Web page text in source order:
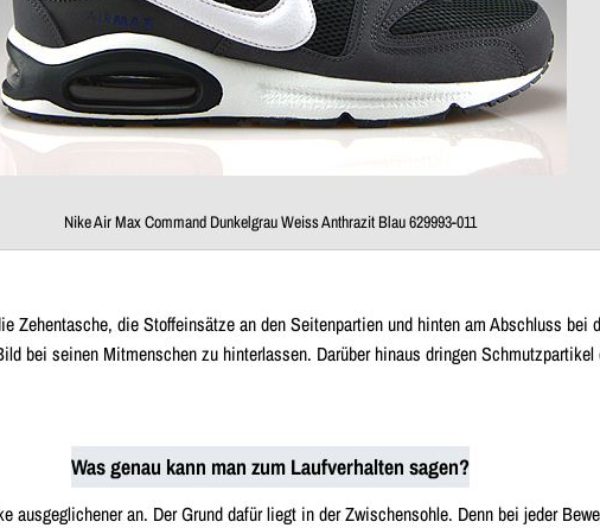
Nike Air Max Command Dunkelgrau Weiss Anthrazit Blau 629993-011
Zehentasche, die Stoffeinsätze an den Seitenpartien und hinten am Abschluss
bei seinen Mitmenschen zu hinterlassen. Darüber hinaus dringen
Was genau kann man zum Laufverhalten sagen?
ausgeglichener an. Der Grund dafür liegt in der Zwischensohle. Denn bei jeder